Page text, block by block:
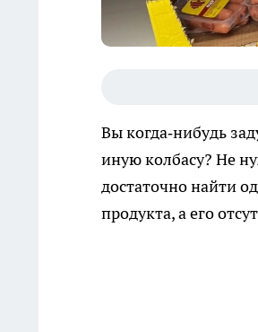
Вы когда‑нибудь
иную колбасу? Не
достаточно найти
продукта, а его